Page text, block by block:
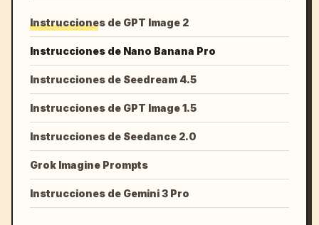
Instrucciones de GPT Image 2
Instrucciones de Nano Banana Pro
Instrucciones de Seedream 4.5
Instrucciones de GPT Image 1.5
Instrucciones de Seedance 2.0
Grok Imagine Prompts
Instrucciones de Gemini 3 Pro